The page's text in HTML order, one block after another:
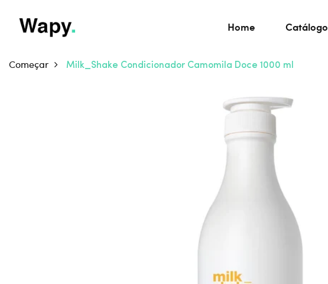
Home Catálogo
Começar Milk_Shake Condicionador Camomila Doce 1000 ml